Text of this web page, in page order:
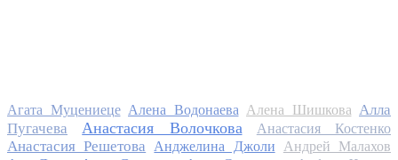
Агата Муцениеце Алена Водонаева Алена Шишкова Алла
Пугачева
Анастасия Волочкова Анастасия Костенко
Анастасия Решетова Анджелина Джоли
Андрей Малахов